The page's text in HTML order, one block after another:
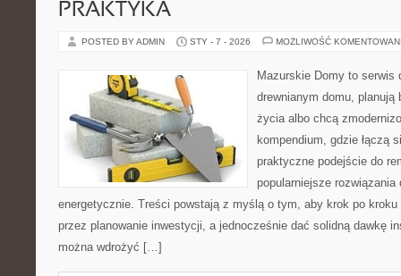
PRAKTYKA
POSTED BY ADMIN STY - 7 - 2026 MOŻLIWOŚĆ
Mazurskie Domy to serwis
drewnianym domu, planują
życia albo chcą
kompendium, gdzie łączą
praktyczne podejście do
popularniejsze
energetycznie. Treści powstają z myślą o tym, aby krok po
przez planowanie inwestycji, a jednocześnie dać solidną dawkę
można wdrożyć […]